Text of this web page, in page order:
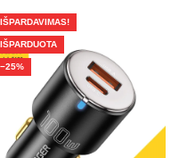
IŠPARDAVIMAS!
IŠPARDUOTA
−25%